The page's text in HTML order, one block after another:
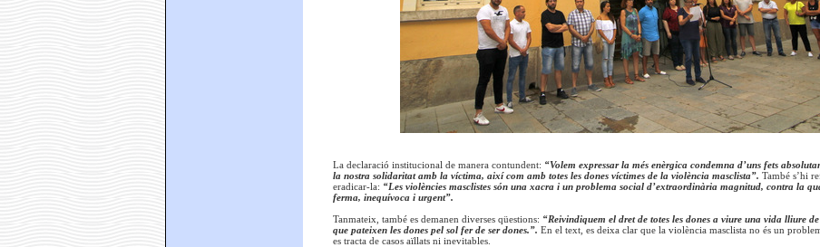
La declaració institucional de manera contundent: “Volem expressar la més enèrgica condemna d’uns fets
la nostra solidaritat amb la víctima, així com amb totes les dones víctimes de la violència masclista”. També s’hi
eradicar-la: “Les violències masclistes són una xacra i un problema social d’extraordinària magnitud, contra la
ferma, inequívoca i urgent”.
Tanmateix, també es demanen diverses qüestions: “Reivindiquem el dret de totes les dones a viure una vida lliure
que pateixen les dones pel sol fer de ser dones.”. En el text, es deixa clar que la violència masclista no és un
es tracta de casos aïllats ni inevitables.